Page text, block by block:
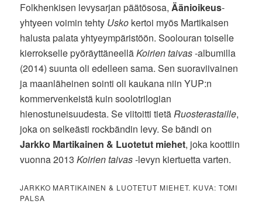
Folkhenkisen levysarjan päätösosa,Äänioikeus-
yhtyeen voimin tehty Usko kertoi myös Martikaisen
halusta palata yhtyeympäristöön. Soolouran toiselle
kierrokselle pyöräyttäneelläKoirien taivas-albumilla
(2014) suunta oli edelleen sama. Sen suoraviivainen
ja maanläheinen sointi oli kaukana niin YUP:n
kommervenkeistä kuin soolotrilogian
hienostuneisuudesta. Se viitoitti tietäRuosterastaille,
jokaon selkeästi rockbändin levy. Se bändi on
Jarkko Martikainen & Luotetut miehet, joka koottiin
vuonna 2013Koirien taivas-levyn kiertuetta varten.
JARKKO MARTIKAINEN & LUOTETUT MIEHET. KUVA: TOMI
PALSA